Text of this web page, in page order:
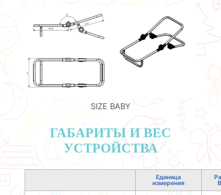
SIZE BABY
ГАБАРИТЫ И ВЕС
УСТРОЙСТВА
Единица
измерения